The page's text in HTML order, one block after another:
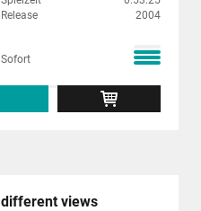
Release
2004
Sofort
different views